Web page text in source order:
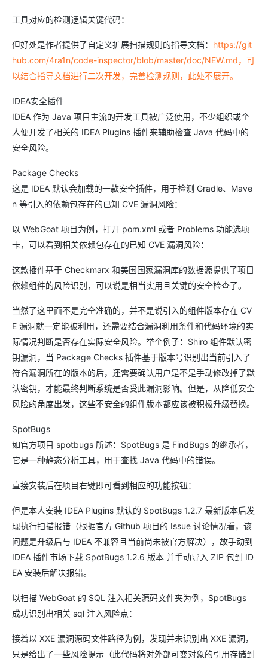
工具对应的检测逻辑关键代码：
但好处是作者提供了自定义扩展扫描规则的指导文档： https://git
hub.com/4ra1n/code-inspector/blob/master/doc/NEW.md，可
以结合指导文档进行二次开发，完善检测规则，此处不展开。
IDEA安全插件
IDEA 作为 Java 项目主流的开发工具被广泛使用，不少组织或个
人便开发了相关的 IDEA Plugins 插件来辅助检查 Java 代码中的
安全风险。
Package Checks
这是 IDEA 默认会加载的一款安全插件，用于检测 Gradle、Mave
n 等引入的依赖包存在的已知 CVE 漏洞风险：
以 WebGoat 项目为例，打开 pom.xml 或者 Problems 功能选项
卡，可以看到相关依赖包存在的已知 CVE 漏洞风险：
这款插件基于 Checkmarx 和美国国家漏洞库的数据源提供了项目
依赖组件的风险识别，可以说是相当实用且关键的安全检查了。
当然了这里面不是完全准确的，并不是说引入的组件版本存在 CV
E 漏洞就一定能被利用，还需要结合漏洞利用条件和代码环境的实
际情况判断是否存在实际安全风险。举个例子：Shiro 组件默认密
钥漏洞，当 Package Checks 插件基于版本号识别出当前引入了
符合漏洞所在的版本的后，还需要确认用户是不是手动修改掉了默
认密钥，才能最终判断系统是否受此漏洞影响。但是，从降低安全
风险的角度出发，这些不安全的组件版本都应该被积极升级替换。
SpotBugs
如官方项目 spotbugs 所述：SpotBugs 是 FindBugs 的继承者，
它是一种静态分析工具，用于查找 Java 代码中的错误。
直接安装后在项目右键即可看到相应的功能按钮：
但是本人安装 IDEA Plugins 默认的 SpotBugs 1.2.7 最新版本后发
现执行扫描报错（根据官方 Github 项目的 Issue 讨论情况看，该
问题是升级后与 IDEA 不兼容且当前尚未被官方解决），故手动到
IDEA 插件市场下载 SpotBugs 1.2.6 版本 并手动导入 ZIP 包到 ID
EA 安装后解决报错。
以扫描 WebGoat 的 SQL 注入相关源码文件夹为例，SpotBugs
成功识别出相关 sql 注入风险点：
接着以 XXE 漏洞源码文件路径为例，发现并未识别出 XXE 漏洞，
只是给出了一些风险提示（此代码将对外部可变对象的引用存储到